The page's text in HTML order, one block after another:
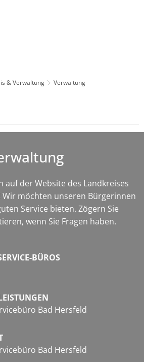
& Verwaltung
Verwaltung
auf der Website des Landkreises
möchten unseren Bürgerinnen
Service bieten. Zögern Sie
wenn Sie Fragen haben.
BÜROS
Bad Hersfeld
Bad Hersfeld